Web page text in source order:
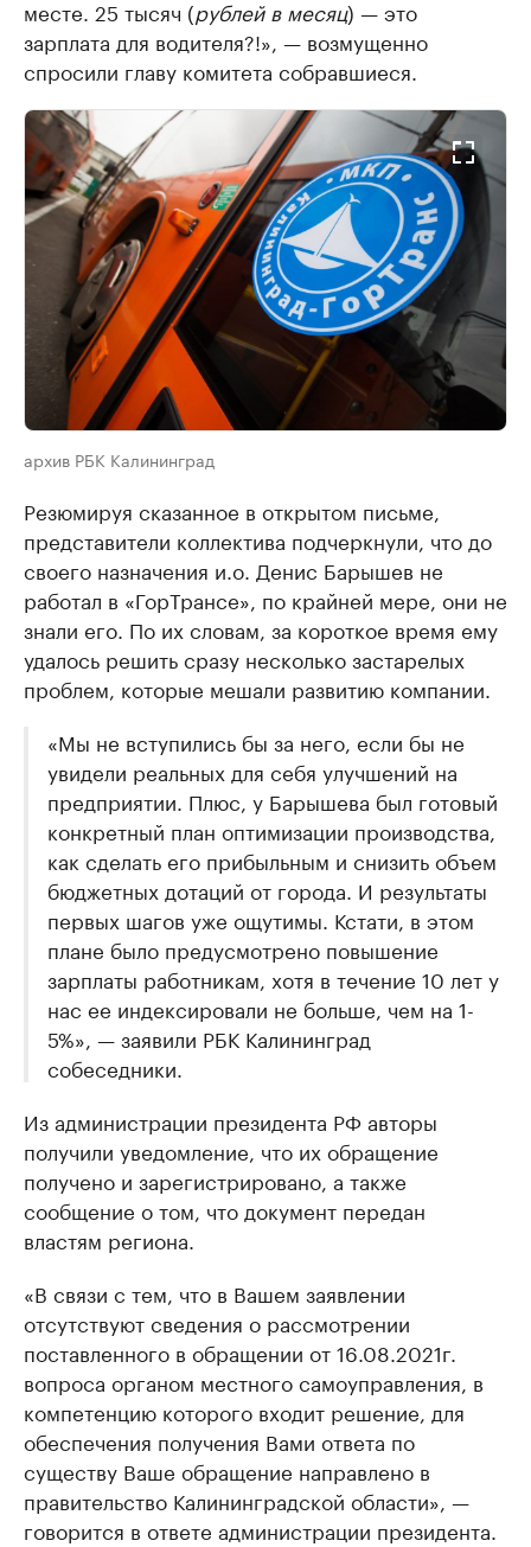
месте. 25 тысяч (рублей в месяц) — это
зарплата для водителя?!», — возмущенно
спросили главу комитета собравшиеся.
архив РБК Калининград
Резюмируя сказанное в открытом письме,
представители коллектива подчеркнули, что до
своего назначения и.о. Денис Барышев не
работал в «ГорТрансе», по крайней мере, они не
знали его. По их словам, за короткое время ему
удалось решить сразу несколько застарелых
проблем, которые мешали развитию компании.
«Мы не вступились бы за него, если бы не
увидели реальных для себя улучшений на
предприятии. Плюс, у Барышева был готовый
конкретный план оптимизации производства,
как сделать его прибыльным и снизить объем
бюджетных дотаций от города. И результаты
первых шагов уже ощутимы. Кстати, в этом
плане было предусмотрено повышение
зарплаты работникам, хотя в течение 10 лет у
нас ее индексировали не больше, чем на 1-
5%», — заявили РБК Калининград
собеседники.
Из администрации президента РФ авторы
получили уведомление, что их обращение
получено и зарегистрировано, а также
сообщение о том, что документ передан
властям региона.
«В связи с тем, что в Вашем заявлении
отсутствуют сведения о рассмотрении
поставленного в обращении от 16.08.2021г.
вопроса органом местного самоуправления, в
компетенцию которого входит решение, для
обеспечения получения Вами ответа по
существу Ваше обращение направлено в
правительство Калининградской области», —
говорится в ответе администрации президента.